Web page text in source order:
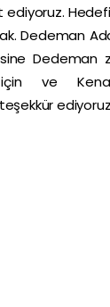
ediyoruz.
Dedeman
Dedeman
ve